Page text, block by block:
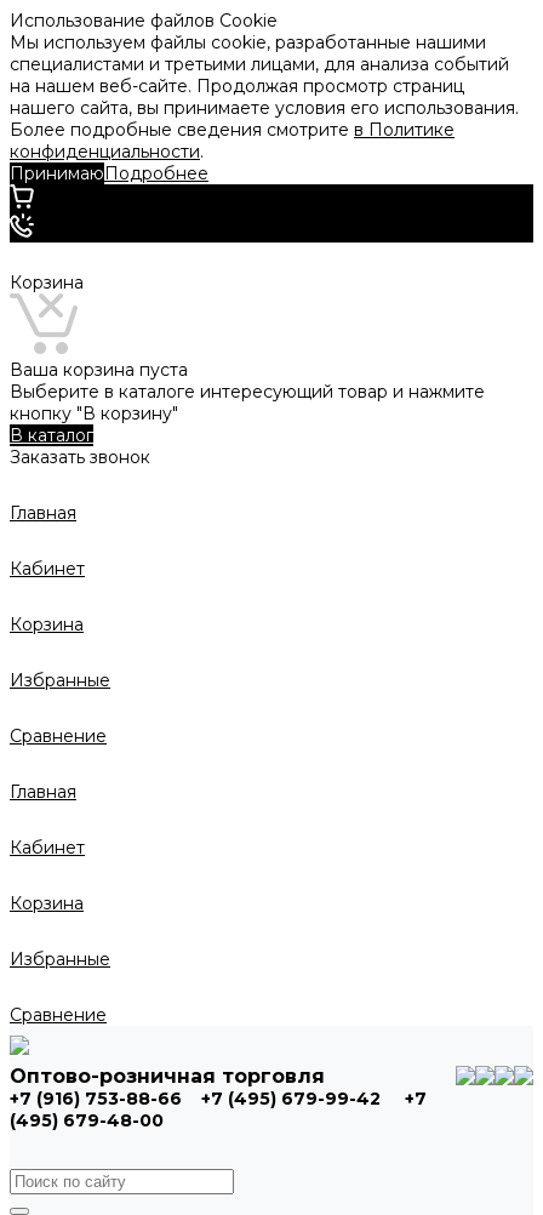
Использование файлов Cookie
Мы используем файлы cookie, разработанные нашими
специалистами и третьими лицами, для анализа событий
на нашем веб-сайте. Продолжая просмотр страниц
нашего сайта, вы принимаете условия его использования.
Более подробные сведения смотрите в Политике
конфиденциальности.
ПринимаюПодробнее
Корзина
Ваша корзина пуста
Выберите в каталоге интересующий товар и нажмите
кнопку "В корзину"
В каталог
Заказать звонок
Главная
Кабинет
Корзина
Избранные
Сравнение
Главная
Кабинет
Корзина
Избранные
Сравнение
Оптово-розничная торговля
+7 (916) 753-88-66 +7 (495) 679-99-42
+7
(495) 679-48-00